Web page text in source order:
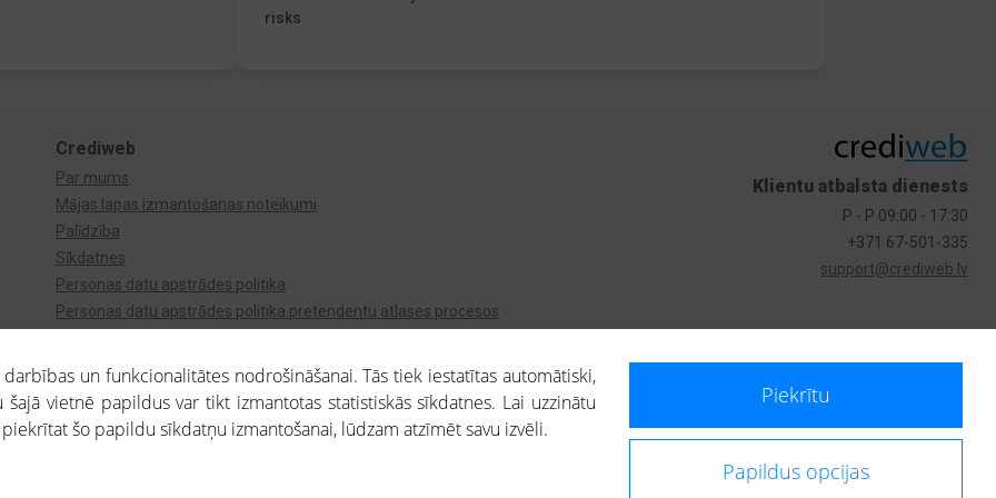
risks
Crediweb
Par mums
Mājas lapas izmantošanas noteikumi
Palīdzība
Sīkdatnes
Personas datu apstrādes politika
Personas datu apstrādes politika pretendentu atlases procesos
Klientu atbalsta dienests
P - P 09:00 - 17:30
+371 67-501-335
support@crediweb.lv
ietvaros saņemtajai informācijai ir uzziņas raksturs, un tai nav juridiska spēka. Portāla lietotājs, izmantojot portālā saņemto informāciju, ir atbildīgs par fizisko
un funkcionalitātes nodrošināšanai. Tās tiek iestatītas automātiski,
vietnē papildus var tikt izmantotas statistiskās sīkdatnes. Lai uzzinātu
piekrītat šo papildu sīkdatņu izmantošanai, lūdzam atzīmēt savu izvēli.
Piekrītu
Papildus opcijas